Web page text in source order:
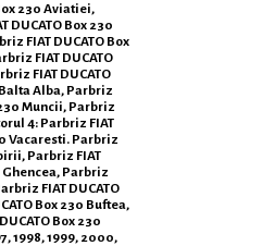
230 Aviatiei,
DUCATO Box 230
FIAT DUCATO Box
FIAT DUCATO
FIAT DUCATO
Balta Alba, Parbriz
230 Muncii, Parbriz
4: Parbriz FIAT
Vacaresti. Parbriz
Parbriz FIAT
Ghencea, Parbriz
FIAT DUCATO
Box 230 Buftea,
Box 230
1998, 1999, 2000,